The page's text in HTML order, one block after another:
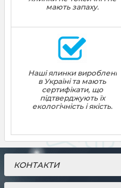
мають запаху.
Наші ялинки вироблені
в Україні та мають
сертифікати, що
підтверджують їх
екологічність і якість.
КОНТАКТИ